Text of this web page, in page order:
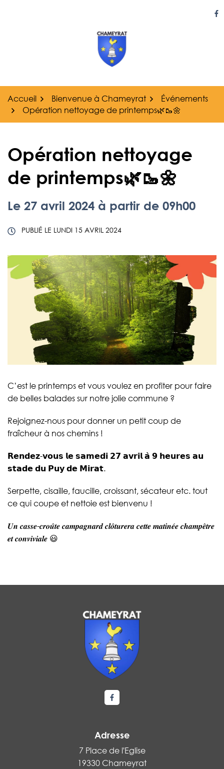
Accueil Bienvenue à Chameyrat
Événements
Opération nettoyage de printemps🌿🥾🌼
Opération nettoyage
de printemps🌿🥾🌼
Le 27 avril 2024 à partir de 09h00
PUBLIÉ LE LUNDI 15 AVRIL 2024
C’est le printemps et vous voulez en profiter pour faire
de belles balades sur notre jolie commune ?
Rejoignez-nous pour donner un petit coup de
fraîcheur à nos chemins !
𝗥𝗲𝗻𝗱𝗲𝘇-𝘃𝗼𝘂𝘀 𝗹𝗲 𝘀𝗮𝗺𝗲𝗱𝗶 𝟮𝟳 𝗮𝘃𝗿𝗶𝗹 𝗮̀ 𝟵 𝗵𝗲𝘂𝗿𝗲𝘀 𝗮𝘂
𝘀𝘁𝗮𝗱𝗲 𝗱𝘂 𝗣𝘂𝘆 𝗱𝗲 𝗠𝗶𝗿𝗮𝘁.
Serpette, cisaille, faucille, croissant, sécateur etc. tout
ce qui coupe et nettoie est bienvenu !
𝑼𝒏 𝒄𝒂𝒔𝒔𝒆-𝒄𝒓𝒐𝒖̂𝒕𝒆 𝒄𝒂𝒎𝒑𝒂𝒈𝒏𝒂𝒓𝒅 𝒄𝒍𝒐̂𝒕𝒖𝒓𝒆𝒓𝒂 𝒄𝒆𝒕𝒕𝒆 𝒎𝒂𝒕𝒊𝒏𝒆́𝒆 𝒄𝒉𝒂𝒎𝒑𝒆̂𝒕𝒓𝒆
𝒆𝒕 𝒄𝒐𝒏𝒗𝒊𝒗𝒊𝒂𝒍𝒆 😃
Lien vers le compte Facebook
Adresse
7 Place de l'Eglise
19330 Chameyrat